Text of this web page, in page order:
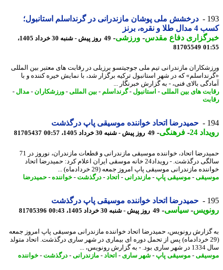
درخشش ملی پوشان مازندرانی در گرنداسلم استانبول؛
و نقره، برنز
دفاع مقدس-ورزشی-
49 روز پیش - شنبه 30 خرداد 1405،
81705549
مازندرانی تیم ملی جوجیتسو برزیلی در رقابت های معتبر بین المللی
که در شهر استانبول ترکیه برگزار شد، با نمایش خیره کننده و با
بالای فنی، - به گزارش خبرنگار ...
های بین المللی-استانبول-گرنداسلم -بین المللی-ورزشکاران- مدال-
حمیدرضا اتحاد خواننده موسیقی پاپ درگذشت
24
-فرهنگی-49 روز پیش - شنبه 30 خرداد 1405، 00:57 81705437
حمیدرضا اتحاد، خواننده موسیقی مازندرانی و قطعات مازندران، نوروز در 71
سالگی درگذشت. - رویداد24 خانه موسقی ایران اعلام کرد: حمیدرضا اتحاد
مازندرانی موسیقی پاپ امروز جمعه (29 خردادماه) ...
-موسیقی پاپ-مازندرانی- اتحاد -درگذشت-خواننده -حمیدرضا
حمیدرضا اتحاد خواننده موسیقی پاپ درگذشت
-سیاسی-49 روز پیش - شنبه 30 خرداد 1405، 00:43 81705396
رونویس، حمیدرضا اتحاد خواننده مازندرانی موسیقی پاپ امروز جمعه
(29 خردادماه) پس از تحمل دوره ای بیماری در شهر ساری درگذشت. اتحاد متولد
رونویس، ...
-موسیقی پاپ-شهر ساری- اتحاد -مازندرانی- درگذشت-خواننده